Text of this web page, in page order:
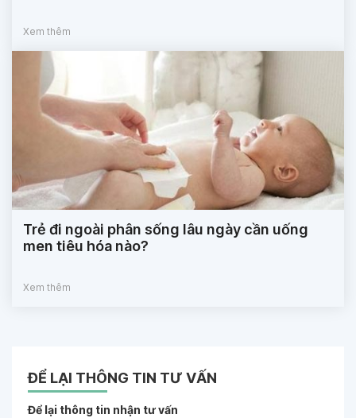
Xem thêm
Trẻ đi ngoài phân sống lâu ngày cần uống
men tiêu hóa nào?
Xem thêm
ĐỂ LẠI THÔNG TIN TƯ VẤN
Để lại thông tin nhận tư vấn